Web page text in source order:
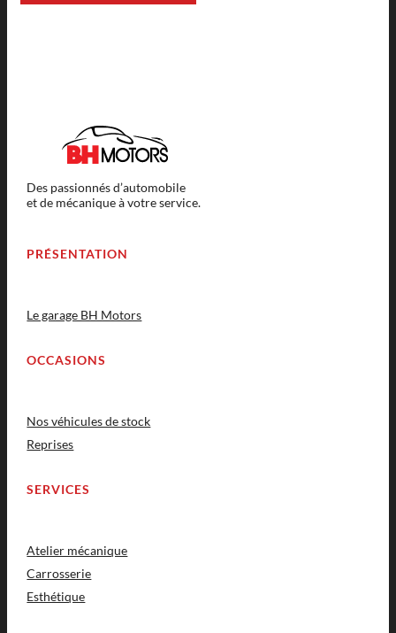
Des passionnés d’automobile
et de mécanique à votre service.
PRÉSENTATION
Le garage BH Motors
OCCASIONS
Nos véhicules de stock
Reprises
SERVICES
Atelier mécanique
Carrosserie
Esthétique